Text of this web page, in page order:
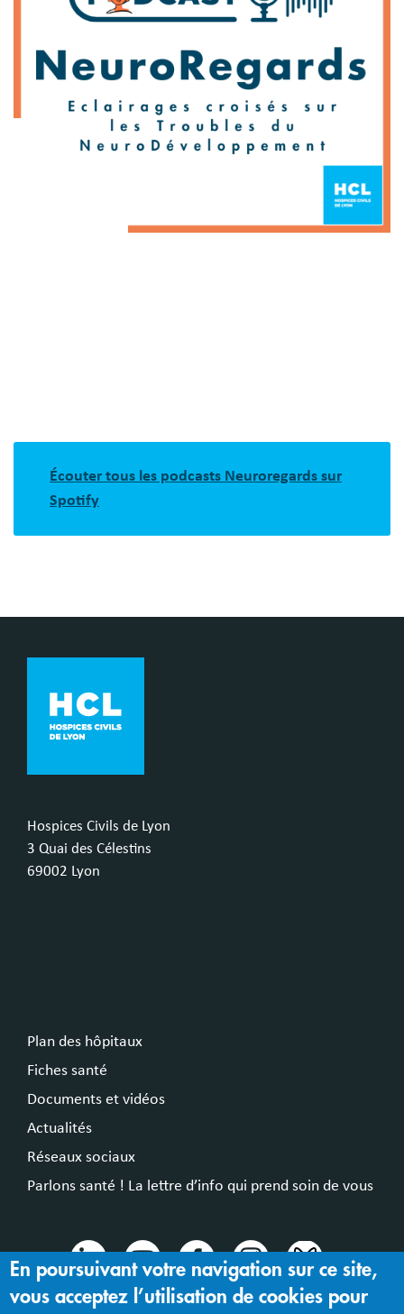
Écouter tous les podcasts Neuroregards sur
Spotify
Hospices Civils de Lyon
3 Quai des Célestins
69002 Lyon
Plan des hôpitaux
Fiches santé
Documents et vidéos
Actualités
Réseaux sociaux
Parlons santé ! La lettre d’info qui prend soin de vous
En poursuivant votre navigation sur ce site,
vous acceptez l’utilisation de cookies pour